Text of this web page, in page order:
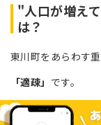
"人口が増え
は？
東川町をあらわす
「適疎」 です。